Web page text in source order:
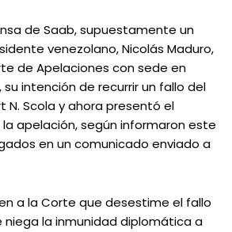
de Saab, supuestamente un
venezolano, Nicolás Maduro,
de Apelaciones con sede en
intención de recurrir un fallo del
N. Scola y ahora presentó el
apelación, según informaron este
en un comunicado enviado a
a la Corte que desestime el fallo
niega la inmunidad diplomática a